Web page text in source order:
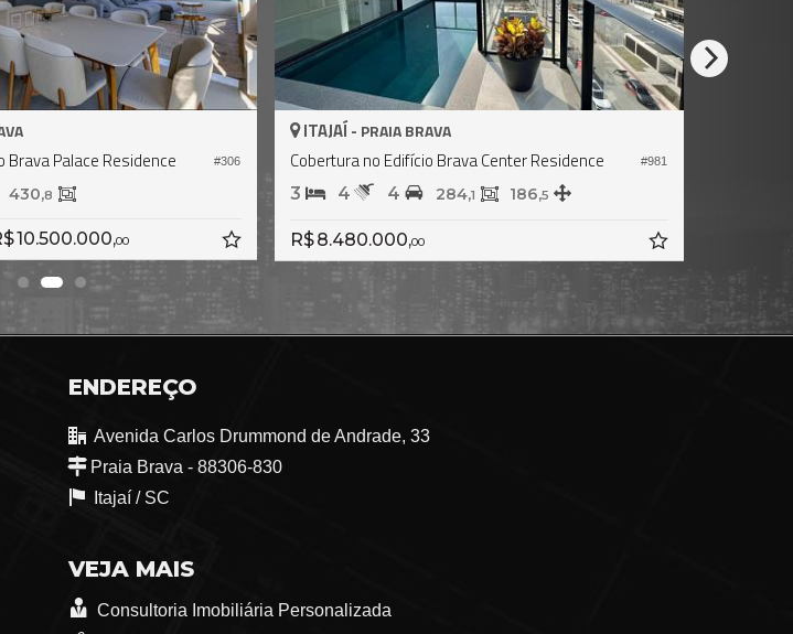
#1.276
Cobertura no Edifício Brava Beach Internacional
3
R$ 12.000.000 R$ 8.900.000, 00
Cobertura no Edifício Brava Beach Internacional
4 5 4
ENDEREÇO
Avenida Carlos Drummond de Andrade, 33
Praia Brava - 88306-830
Itajaí / SC
VEJA MAIS
Consultoria Imobiliária Personalizada